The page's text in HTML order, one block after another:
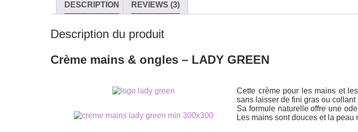
DESCRIPTION REVIEWS (3)
Description du produit
Crème mains & ongles – LADY GREEN
Cette crème pour les mains et
sans laisser de fini gras ou
Sa formule naturelle offre une
Les mains sont douces et la